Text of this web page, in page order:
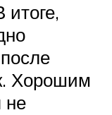
итоге,
Хорошим
не